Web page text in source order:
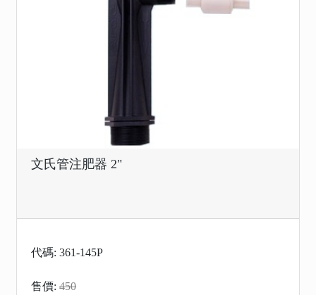
文氏管注肥器 2"
代碼: 361-145P
售價: 450